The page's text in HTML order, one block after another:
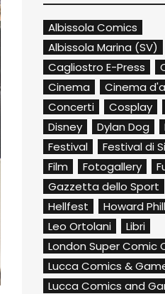
Albissola Comics
Albissola Marina (SV)
Cagliostro E-Press
Cinema
Cinema
Concerti
Cosplay
Disney
Dylan Dog
Festival
Festival di
Film
Fotogallery
Gazzetta dello Sport
Hellfest
Howard
Leo Ortolani
Libri
London Super Comic
Lucca Comics &
Lucca Comics and